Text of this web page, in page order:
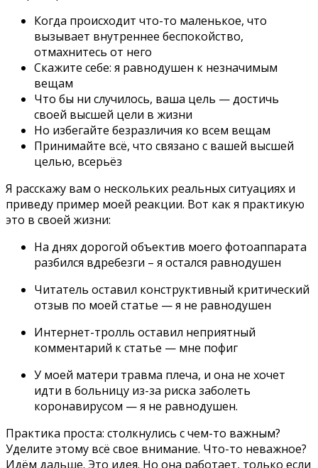
Когда происходит что-то маленькое, что
вызывает внутреннее беспокойство,
отмахнитесь от него
Скажите себе: я равнодушен к незначимым
вещам
Что бы ни случилось, ваша цель — достичь
своей высшей цели в жизни
Но избегайте безразличия ко всем вещам
Принимайте всё, что связано с вашей высшей
целью, всерьёз
Я расскажу вам о нескольких реальных ситуациях и
приведу пример моей реакции. Вот как я практикую
это в своей жизни:
На днях дорогой объектив моего фотоаппарата
разбился вдребезги – я остался равнодушен
Читатель оставил конструктивный критический
отзыв по моей статье — я не равнодушен
Интернет-тролль оставил неприятный
комментарий к статье — мне пофиг
У моей матери травма плеча, и она не хочет
идти в больницу из-за риска заболеть
коронавирусом — я не равнодушен.
Практика проста: столкнулись с чем-то важным?
Уделите этому всё свое внимание. Что-то неважное?
Идём дальше. Это идея. Но она работает, только если